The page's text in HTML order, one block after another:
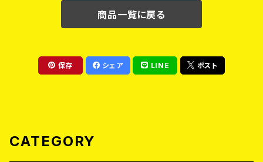
商品一覧に戻る
保存 シェア LINE ポスト
CATEGORY